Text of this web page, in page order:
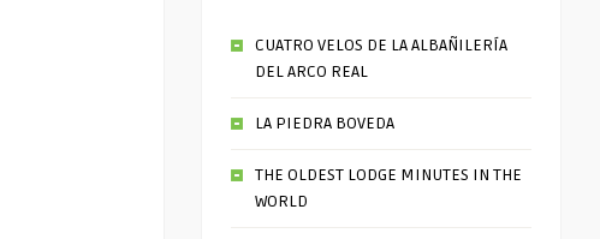
CUATRO VELOS DE LA ALBAÑILERÍA
DEL ARCO REAL
LA PIEDRA BOVEDA
THE OLDEST LODGE MINUTES IN THE
WORLD